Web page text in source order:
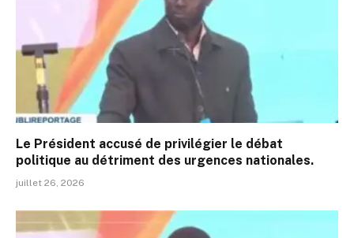
Le Président accusé de privilégier le débat
politique au détriment des urgences nationales.
juillet 26, 2026